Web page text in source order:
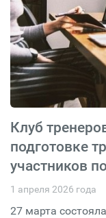
Клуб
подготовке
участников
1 апреля 2026 года
27 марта